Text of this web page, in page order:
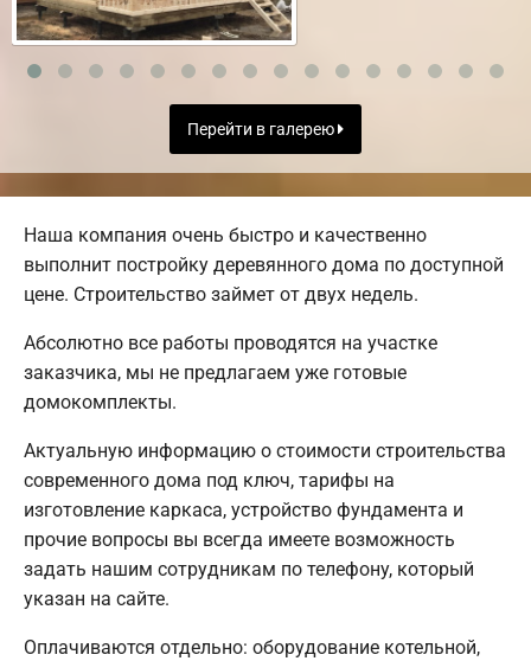
Перейти в галерею
Наша компания очень быстро и качественно
выполнит постройку деревянного дома по доступной
цене. Строительство займет от двух недель.
Абсолютно все работы проводятся на участке
заказчика, мы не предлагаем уже готовые
домокомплекты.
Актуальную информацию о стоимости строительства
современного дома под ключ, тарифы на
изготовление каркаса, устройство фундамента и
прочие вопросы вы всегда имеете возможность
задать нашим сотрудникам по телефону, который
указан на сайте.
Оплачиваются отдельно: оборудование котельной,